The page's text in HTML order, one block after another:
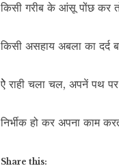
किसी गरीब के आंसू पोंछ कर
किसी असहाय अबला का दर्द
ऐे राही चला चल, अपनें पथ
निर्भीक हो कर अपना काम
Share this: